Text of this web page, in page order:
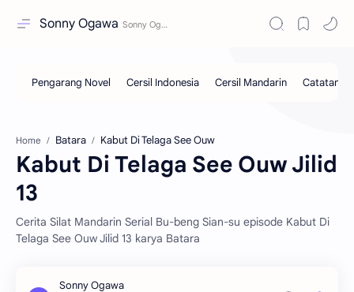
Sonny Ogawa
Home Batara Kabut Di Telaga See Ouw
Kabut Di Telaga See Ouw Jilid
13
Cerita Silat Mandarin Serial Bu-beng Sian-su episode Kabut Di
Telaga See Ouw Jilid 13 karya Batara